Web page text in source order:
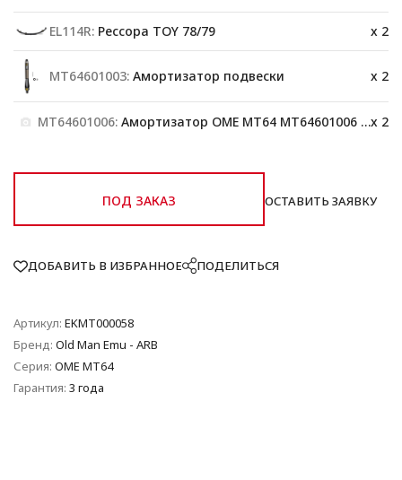
EL114R: Рессора TOY 78/79 x 2
MT64601003: Амортизатор подвески x 2
MT64601006:Амортизатор OME MT64 MT64601006 задний большая нагрузка x 2
ПОД ЗАКАЗ ОСТАВИТЬ ЗАЯВКУ
ДОБАВИТЬ В ИЗБРАННОЕ ПОДЕЛИТЬСЯ
Артикул: EKMT000058
Бренд: Old Man Emu - ARB
Серия: OME MT64
Гарантия: 3 года